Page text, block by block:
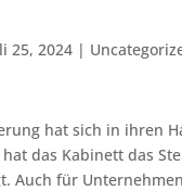
25, 2024 |
hat sich in ihren
das Kabinett das
Auch für